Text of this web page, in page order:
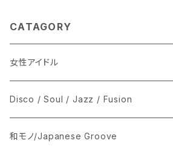
CATAGORY
女性アイドル
シングル盤
あ行
LP
Disco / Soul / Jazz / Fusion
シングル盤
和モノ/Japanese Groove